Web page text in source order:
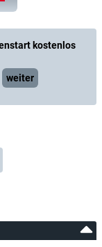
kostenlos
weiter